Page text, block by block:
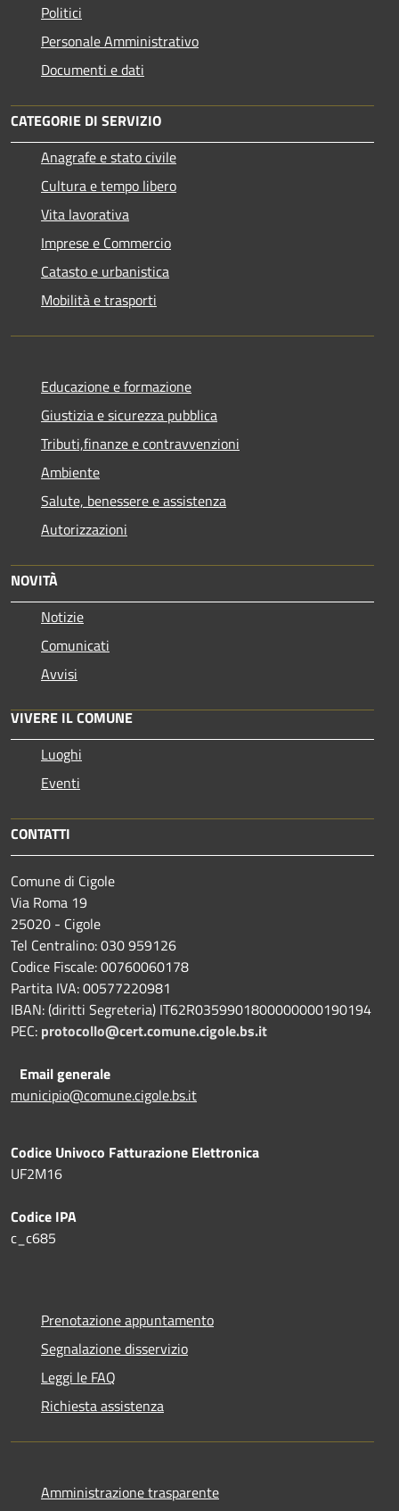
Politici
Personale Amministrativo
Documenti e dati
CATEGORIE DI SERVIZIO
Anagrafe e stato civile
Cultura e tempo libero
Vita lavorativa
Imprese e Commercio
Catasto e urbanistica
Mobilità e trasporti
Educazione e formazione
Giustizia e sicurezza pubblica
Tributi,finanze e contravvenzioni
Ambiente
Salute, benessere e assistenza
Autorizzazioni
NOVITÀ
Notizie
Comunicati
Avvisi
VIVERE IL COMUNE
Luoghi
Eventi
CONTATTI
Comune di Cigole
Via Roma 19
25020 - Cigole
Tel Centralino: 030 959126
Codice Fiscale: 00760060178
Partita IVA: 00577220981
IBAN: (diritti Segreteria) IT62R0359901800000000190194
PEC: protocollo@cert.comune.cigole.bs.it
Email generale
municipio@comune.cigole.bs.it
Codice Univoco Fatturazione Elettronica
UF2M16
Codice IPA
c_c685
Prenotazione appuntamento
Segnalazione disservizio
Leggi le FAQ
Richiesta assistenza
Amministrazione trasparente